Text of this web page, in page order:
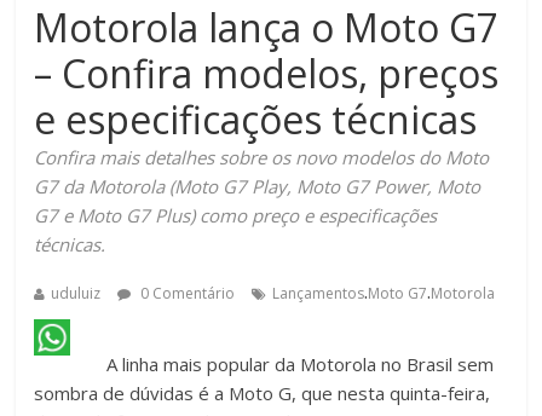
Motorola lança o Moto G7
– Confira modelos, preços
e especificações técnicas
Confira mais detalhes sobre os novo modelos do Moto
G7 da Motorola (Moto G7 Play, Moto G7 Power, Moto
G7 e Moto G7 Plus) como preço e especificações
técnicas.
uduluiz 0 Comentário Lançamentos.Moto G7.Motorola
A linha mais popular da Motorola no Brasil sem
sombra de dúvidas é a Moto G, que nesta quinta-feira,